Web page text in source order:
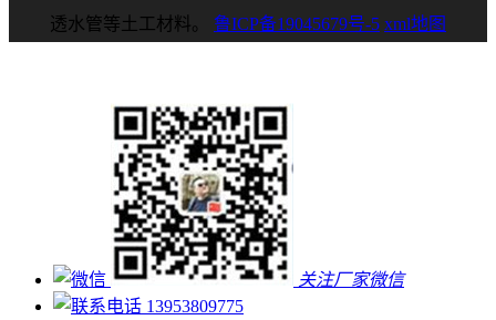
透水管等土工材料。 鲁ICP备19045679号-5 xml地图
关注厂家微信
13953809775